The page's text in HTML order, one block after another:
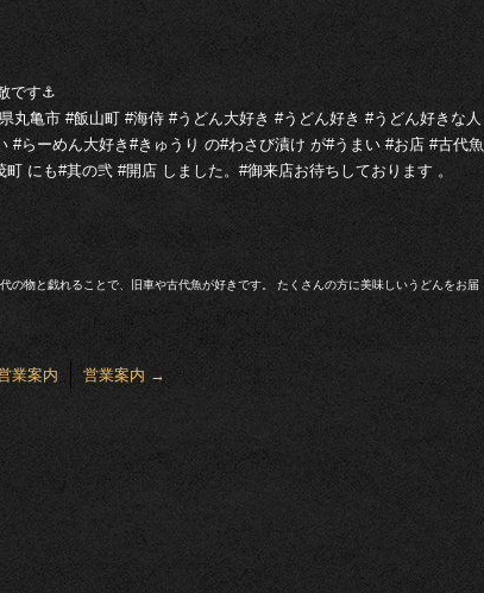
です⚓︎
丸亀市 #飯山町 #海侍 #うどん大好き #うどん好き #うどん好きな人
#らーめん大好き#きゅうり の#わさび漬け が#うまい #お店 #古代魚
にも#其の弐 #開店 しました。#御来店お待ちしております 。
の物と戯れることで、旧車や古代魚が好きです。 たくさんの方に美味しいうどんをお届
業案内 営業案内 →